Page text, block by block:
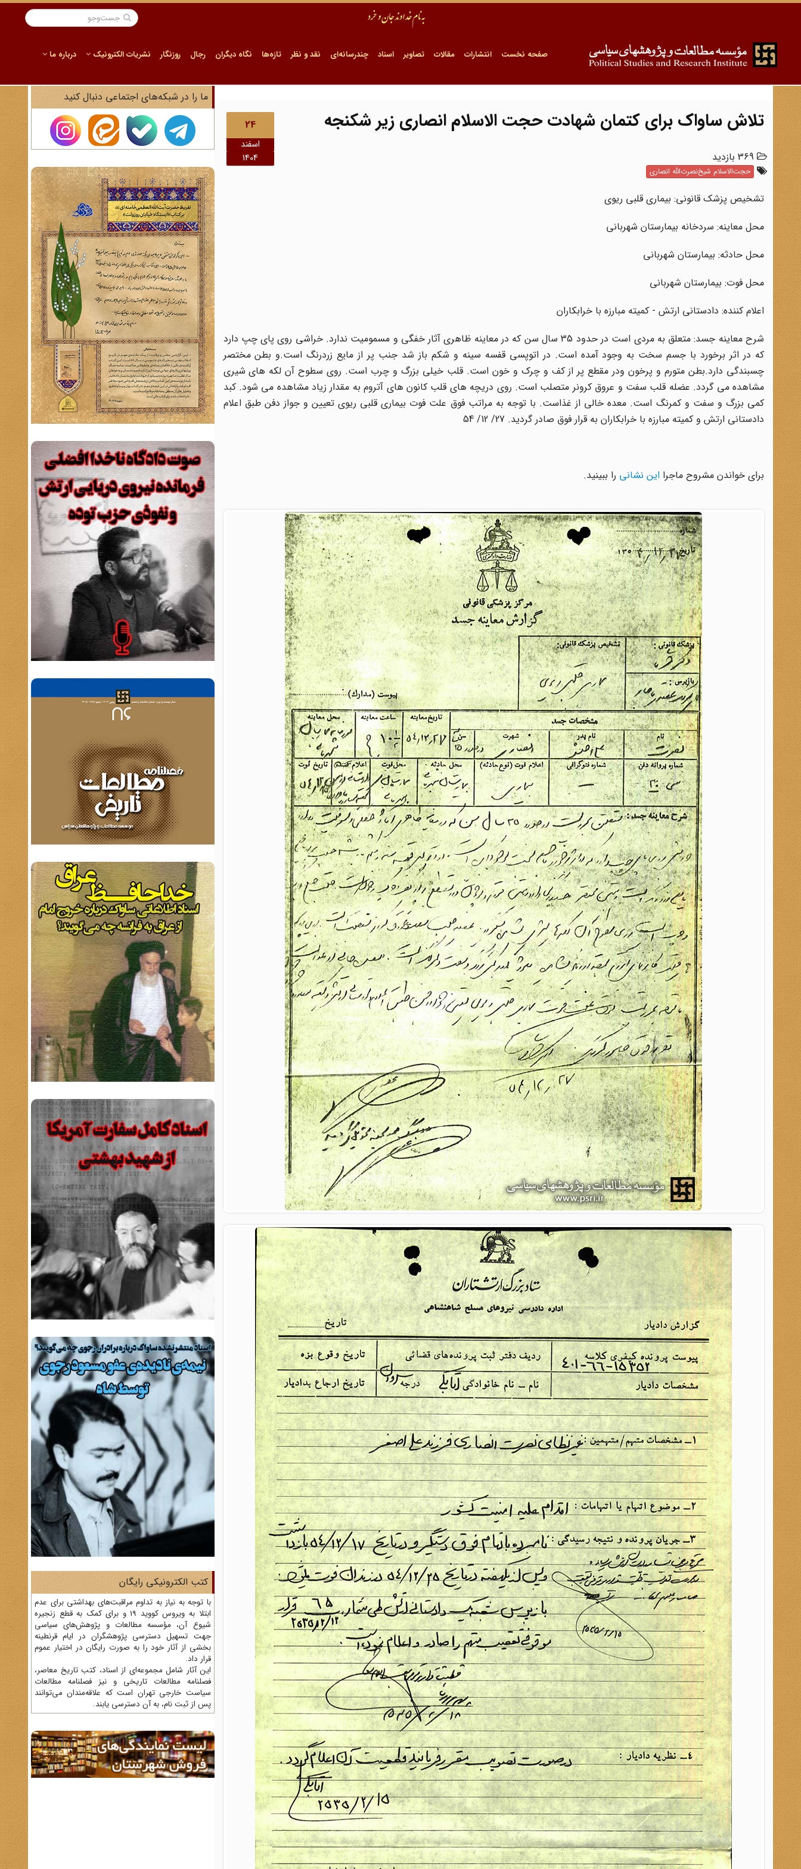
صفحه نخست انتشارات مقالات تصاویر اسناد چندرسانه‌ای نقد و نظر تازه‌ها نگاه دیگران رجال روزنگار نشریات الکترونیک درباره ما
24
اسفند
1404
تلاش ساواک برای کتمان شهادت حجت الاسلام انصاری زیر شکنجه
حجت‌الاسلام شیخ‌نصرت‌الله انصاری
تشخیص پزشک قانونی: بیماری قلبی ریوی
محل معاینه: سردخانه بیمارستان شهربانی
محل حادثه: بیمارستان شهربانی
محل فوت: بیمارستان شهربانی
اعلام کننده: دادستانی ارتش - کمیته مبارزه با خرابکاران
شرح معاینه جسد: متعلق به مردی است در حدود 35 سال سن که در معاینه ظاهری آثار خفگی و مسمومیت ندارد. خراشی روی پای چپ دارد
که در اثر برخورد با جسم سخت به وجود آمده است. در اتوپسی قفسه سینه و شکم باز شد جنب پر از مایع زردرنگ است.و بطن مختصر
چسبندگی دارد.بطن متورم و پرخون ودر مقطع پر از کف و چرک و خون است. قلب خیلی بزرگ و چرب است. روی سطوح آن لکه های شیری
مشاهده می گردد. عضله قلب سفت و عروق کرونر متصلب است. روی دریچه های قلب کانون های آتروم به مقدار زیاد مشاهده می شود. کبد
کمی بزرگ و سفت و کمرنگ است. معده خالی از غذاست. با توجه به مراتب فوق علت فوت بیماری قلبی ریوی تعیین و جواز دفن طبق اعلام
دادستانی ارتش و کمیته مبارزه با خرابکاران به قرار فوق صادر گردید. 27/ 12/ 54
برای خواندن مشروح ماجرا این نشانی را ببینید.
ما را در شبکه‌های اجتماعی دنبال کنید
کتب الکترونیکی رایگان
با توجه به نیاز به تداوم مراقبت‌های بهداشتی برای عدم
ابتلا به ویروس کووید 19 و برای کمک به قطع زنجیره
شیوع آن، مؤسسه مطالعات و پژوهش‌های سیاسی
جهت تسهیل دسترسی پژوهشگران در ایام قرنطینه
بخشی از آثار خود را به صورت رایگان در اختیار عموم
قرار داد.
این آثار شامل مجموعه‌ای از اسناد، کتب تاریخ معاصر،
فصلنامه‌ مطالعات تاریخی و نیز فصلنامه مطالعات
سیاست خارجی تهران است که علاقه‌مندان می‌توانند
پس از ثبت نام، به آن دسترسی یابند.